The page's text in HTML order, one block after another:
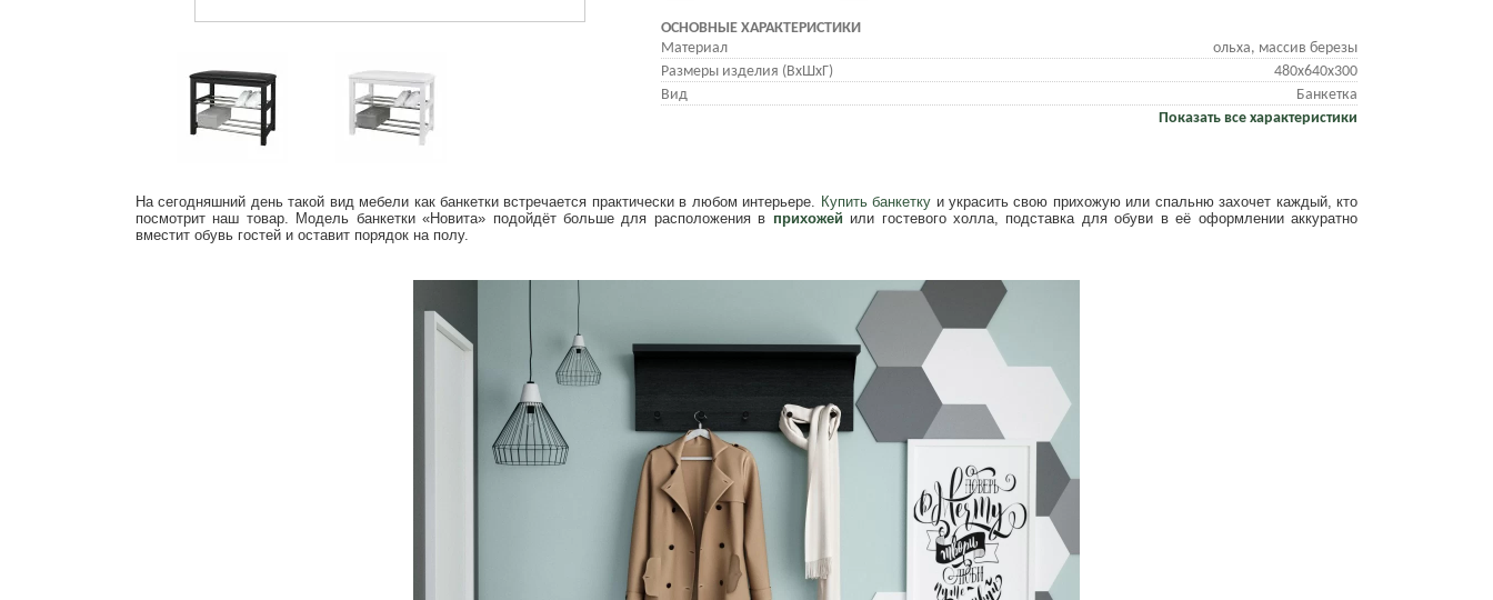
ОСНОВНЫЕ ХАРАКТЕРИСТИКИ
Материал
ольха, массив березы
Размеры изделия (ВхШхГ)
480x640x300
Вид
Банкетка
Показать все характеристики
На сегодняшний день такой вид мебели как банкетки встречается практически в любом интерьере. Купить банкетку и украсить свою прихожую или спальню захочет каждый, кто
посмотрит наш товар. Модель банкетки «Новита» подойдёт больше для расположения в прихожей или гостевого холла, подставка для обуви в её оформлении аккуратно
вместит обувь гостей и оставит порядок на полу.